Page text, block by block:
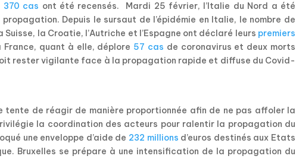
370 cas ont été recensés. Mardi 25 février, l’Italie du Nord a été
Depuis le sursaut de l’épidémie en Italie, le nombre de
Suisse, la Croatie, l’Autriche et l’Espagne ont déclaré leurs premiers
quant à elle, déplore 57 cas de coronavirus et deux morts
rester vigilante face à la propagation rapide et diffuse du Covid-
tente de réagir de manière proportionnée afin de ne pas affoler la
la coordination des acteurs pour ralentir la propagation du
une enveloppe d’aide de 232 millions d’euros destinés aux Etats
Bruxelles se prépare à une intensification de la propagation du